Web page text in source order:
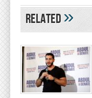
Related»